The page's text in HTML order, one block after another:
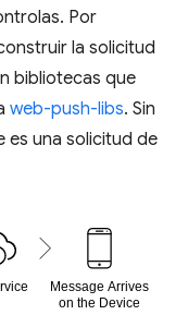
Por
la solicitud
bibliotecas que
web-push-libs. Sin
es una solicitud de